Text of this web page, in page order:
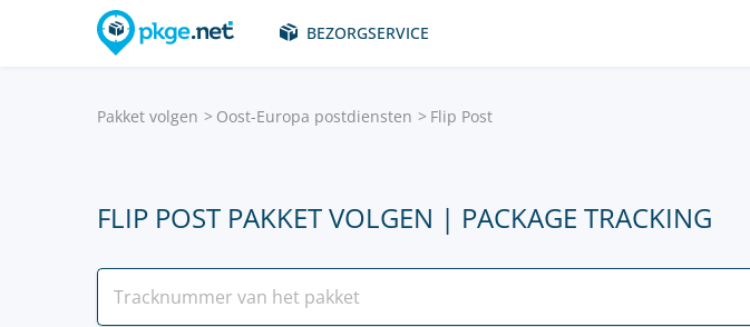
BEZORGSERVICE
Pakket volgen Oost-Europa postdiensten Flip Post
FLIP POST PAKKET VOLGEN | PACKAGE TRACKING